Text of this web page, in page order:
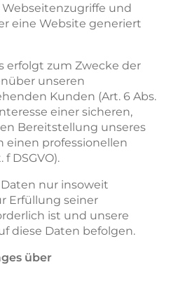
und
eine Website generiert
erfolgt zum Zwecke der
unseren
Kunden (Art. 6 Abs.
einer sicheren,
Bereitstellung unseres
einen professionellen
f DSGVO).
nur insoweit
Erfüllung seiner
ist und unsere
diese Daten befolgen.
über